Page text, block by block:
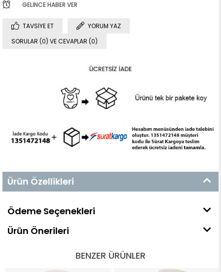
GELINCE HABER VER
TAVSIYE ET
YORUM YAZ
SORULAR (0) VE CEVAPLAR (0)
Ürün Özellikleri
Ödeme Seçenekleri
Ürün Önerileri
BENZER ÜRÜNLER